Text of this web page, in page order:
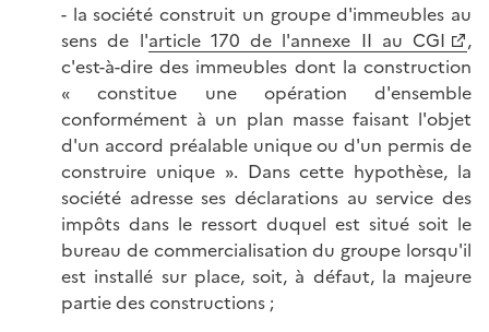
- la société construit un groupe d'immeubles au
sens de l'article 170 de l'annexe II au CGI
,
c'est-à-dire des immeubles dont la construction
« constitue une opération d'ensemble
conformément à un plan masse faisant l'objet
d'un accord préalable unique ou d'un permis de
construire unique ». Dans cette hypothèse, la
société adresse ses déclarations au service des
impôts dans le ressort duquel est situé soit le
bureau de commercialisation du groupe lorsqu'il
est installé sur place, soit, à défaut, la majeure
partie des constructions ;